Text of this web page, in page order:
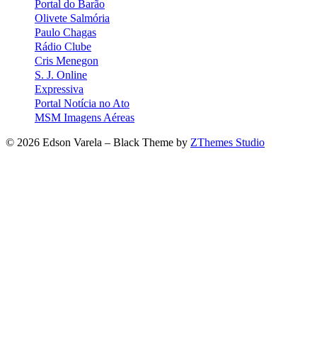
Portal do Barão
Olivete Salmória
Paulo Chagas
Rádio Clube
Cris Menegon
S. J. Online
Expressiva
Portal Notícia no Ato
MSM Imagens Aéreas
© 2026 Edson Varela – Black Theme by ZThemes Studio